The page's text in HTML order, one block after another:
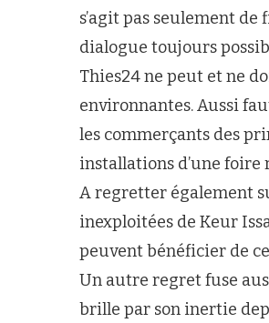
s’agit pas seulement
dialogue toujours
Thies24 ne peut et ne
environnantes. Aussi
les commerçants des
installations d’une
A regretter également
inexploitées de Keur
peuvent bénéficier de
Un autre regret fuse
brille par son inertie